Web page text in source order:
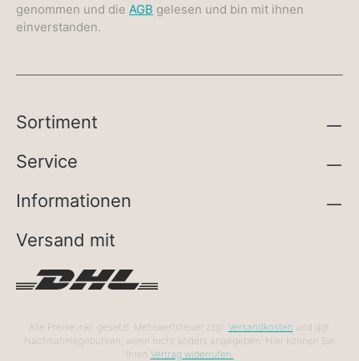
genommen und die AGB gelesen und bin mit ihnen
einverstanden.
Sortiment
Service
Informationen
Versand mit
Alle Preise inkl. gesetzl. Mehrwertsteuer zzgl. Versandkosten und ggf.
Nachnahmegebühren, wenn nicht anders angegeben. Hier können Sie
Ihren Vertrag widerrufen.